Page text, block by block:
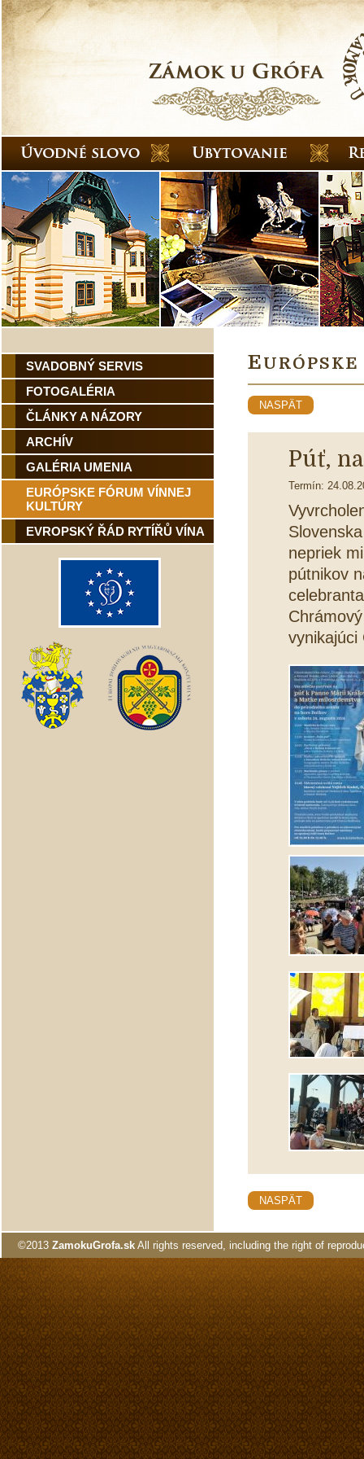
SVADOBNÝ SERVIS
FOTOGALÉRIA
ČLÁNKY A NÁZORY
ARCHÍV
GALÉRIA UMENIA
EURÓPSKE FÓRUM VÍNNEJ
KULTÚRY
EVROPSKÝ ŘÁD RYTÍŘŮ VÍNA
EURÓPSKE
NASPÄT
Púť,
Termín:
nepriek
pútnikov
vynikajúci
NASPÄT
©2013 ZamokuGrofa.sk All rights reserved, including the right of